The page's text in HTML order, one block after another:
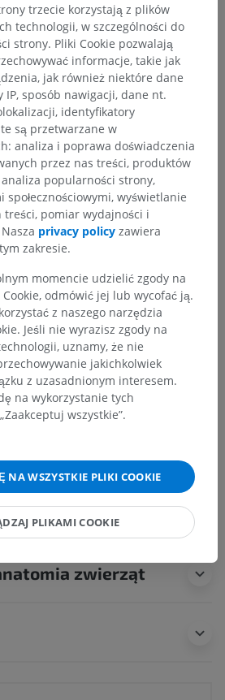
2
integrujące
system nerwowy>
> Śródmózgowie>
śródmózgowia>
śródmózgowia>
górnych móżdżka
Nie istnieją struktury powiązane
zwierząt
trzecie korzystają z plików
technologii, w szczególności do
strony. Pliki Cookie pozwalają
informacje, takie jak
jak również niektóre dane
IP, sposób nawigacji, dane nt.
identyfikatory
są przetwarzane w
analiza i poprawa doświadczenia
przez nas treści, produktów
popularności strony,
wyświetlanie
treści, pomiar wydajności i
privacy policy zawiera
zakresie.
momencie udzielić zgody na
odmówić jej lub wycofać ją.
z naszego narzędzia
Jeśli nie wyrazisz zgody na
uznamy, że nie
jakichkolwiek
z uzasadnionym interesem.
na wykorzystanie tych
wszystkie”.
NA WSZYSTKIE PLIKI COOKIE
PLIKAMI COOKIE